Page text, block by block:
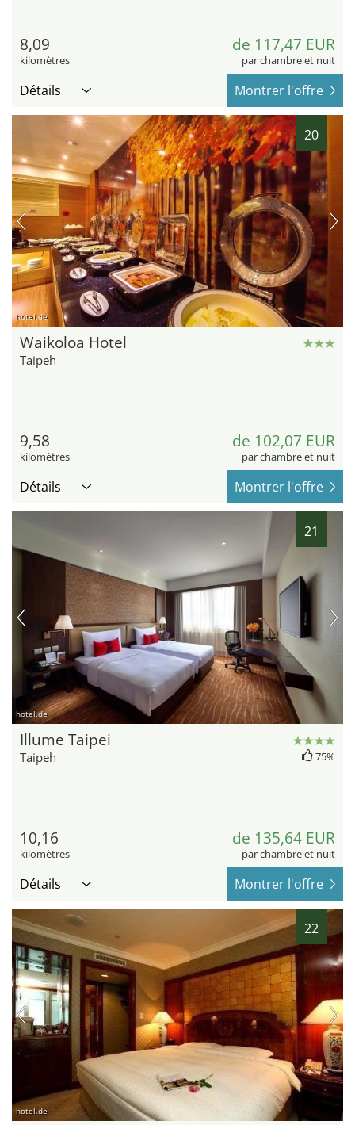
8,09
kilomètres
de 117,47 EUR
par chambre et nuit
Détails Montrer l'offre
20
hotel.de
Waikoloa Hotel
Taipeh
9,58
kilomètres
de 102,07 EUR
par chambre et nuit
Détails Montrer l'offre
21
hotel.de
Illume Taipei
Taipeh 75%
10,16
kilomètres
de 135,64 EUR
par chambre et nuit
Détails Montrer l'offre
22
hotel.de